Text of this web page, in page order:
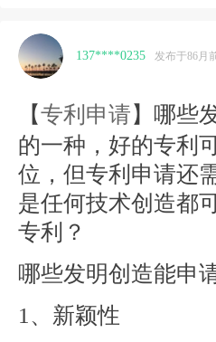
137****0235 发布于86月
【专利申请】哪些
的一种，好的专利
位，但专利申请还
是任何技术创造都
专利？
哪些发明创造能申
1、新颖性